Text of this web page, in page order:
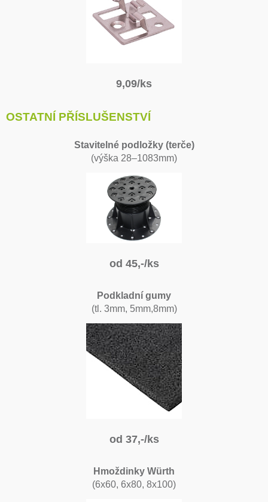
9,09/ks
OSTATNÍ PŘÍSLUŠENSTVÍ
Stavitelné podložky (terče)
(výška 28–1083mm)
od 45,-/ks
Podkladní gumy
(tl. 3mm, 5mm,8mm)
od 37,-/ks
Hmoždinky Würth
(6x60, 6x80, 8x100)